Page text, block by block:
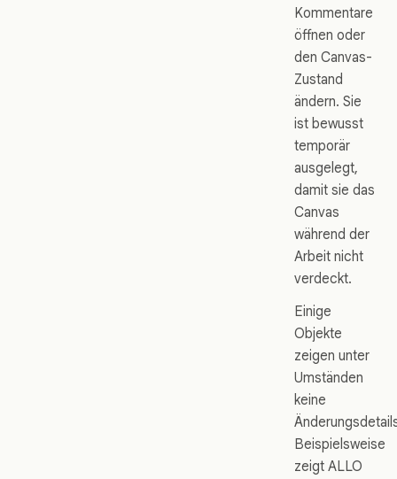
Kommentare
öffnen oder
den Canvas-
Zustand
ändern. Sie
ist bewusst
temporär
ausgelegt,
damit sie das
Canvas
während der
Arbeit nicht
verdeckt.
Einige
Objekte
zeigen unter
Umständen
keine
Beispielsweise
zeigt ALLO